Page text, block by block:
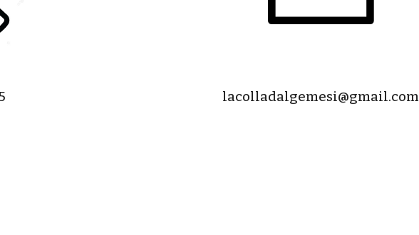
lacolladalgemesi@gmail.com